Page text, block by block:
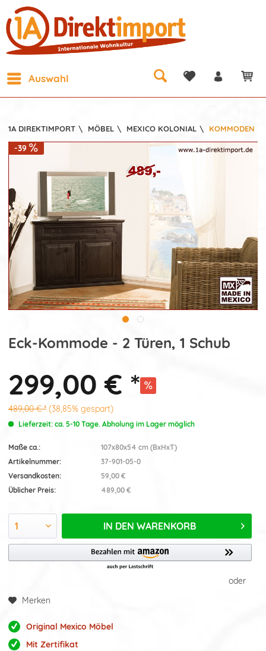
Auswahl
1A DIREKTIMPORT \ MÖBEL \ MEXICO KOLONIAL \ KOMMODEN
-39
Eck-Kommode - 2 Türen, 1 Schub
299,00 € *
489,00 € * (38,85% gespart)
Lieferzeit: ca. 5-10 Tage. Abholung im Lager möglich
Maße ca.:
107x80x54 cm (BxHxT)
Artikelnummer:
37-901-05-0
Versandkosten:
59,00 €
Üblicher Preis:
489,00 €
IN DEN WARENKORB
oder
Merken
Original Mexico Möbel
Mit Zertifikat